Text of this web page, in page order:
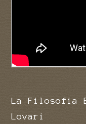
La Filosofia
Lovari